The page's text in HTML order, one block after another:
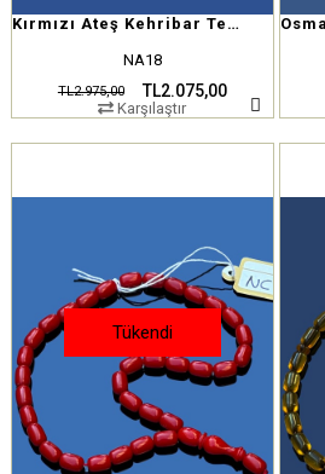
Kırmızı Ateş Kehribar Tesbih
NA18
TL2.075,00
TL2.975,00
Karşılaştır
Tükendi